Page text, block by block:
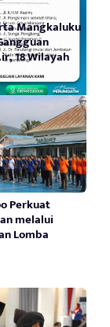
Mangkaluku
18 Wilayah
Perkuat
melalui
Lomba